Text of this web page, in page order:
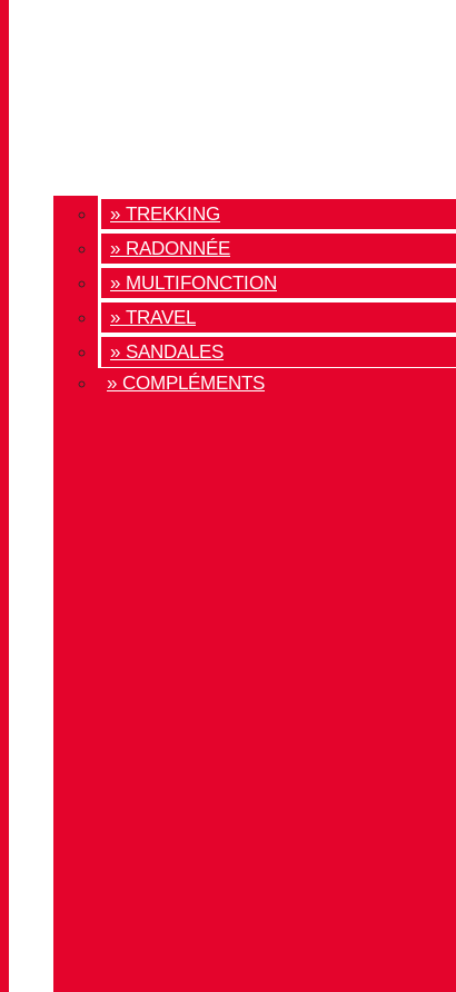
» TREKKING
» RADONNÉE
» MULTIFONCTION
» TRAVEL
» SANDALES
» COMPLÉMENTS